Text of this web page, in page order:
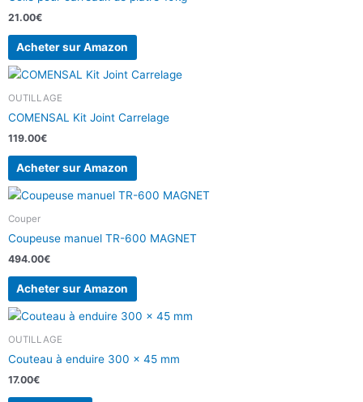
21.00€
Acheter sur Amazon
OUTILLAGE
COMENSAL Kit Joint Carrelage
119.00€
Acheter sur Amazon
Couper
Coupeuse manuel TR-600 MAGNET
494.00€
Acheter sur Amazon
OUTILLAGE
Couteau à enduire 300 x 45 mm
17.00€